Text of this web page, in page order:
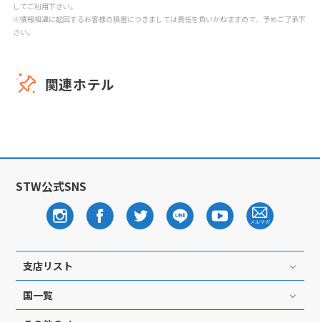
してご利用下さい。
※情報相違に起因するお客様の損害につきましては責任を負いかねますので、予めご了承下
さい。
関連ホテル
STW公式SNS
支店リスト
国一覧